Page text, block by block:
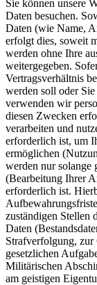
Sie können unsere
Daten besuchen.
Daten (wie Name,
erfolgt dies, soweit
werden ohne Ihre
weitergegeben.
Vertragsverhältnis
werden soll oder
verwenden wir
diesen Zwecken
verarbeiten und
erforderlich ist, um
ermöglichen
werden nur solange
(Bearbeitung Ihrer
erforderlich ist.
zuständigen Stellen
Daten
Strafverfolgung,
gesetzlichen
Militärischen
am geistigen